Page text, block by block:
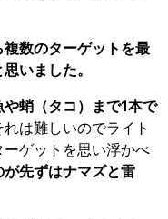
数のターゲットを最
いました。
蛸（タコ）まで1本で
は難しいのでライト
ゲットを思い浮かべ
先ずはナマズと雷